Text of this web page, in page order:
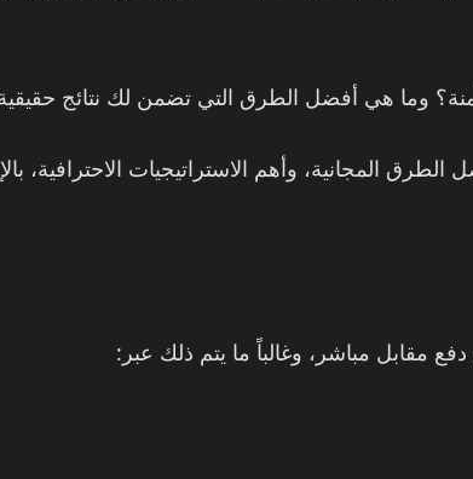
وما هي أفضل الطرق التي تضمن لك نتائج
لاكتشاف أفضل الطرق المجانية، وأهم الاستراتيجيات
مقابل مباشر، وغالباً ما يتم ذلك عبر: